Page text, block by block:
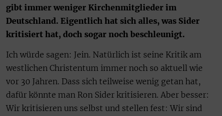
gibt immer weniger Kirchenmitglieder im
Deutschland. Eigentlich hat sich alles, was Sider
kritisiert hat, doch sogar noch beschleunigt.
Ich würde sagen: Jein. Natürlich ist seine Kritik am
westlichen Christentum immer noch so aktuell wie
vor 30 Jahren. Dass sich teilweise wenig getan hat,
dafür könnte man Ron Sider kritisieren. Aber besser:
Wir kritisieren uns selbst und stellen fest: Wir sind